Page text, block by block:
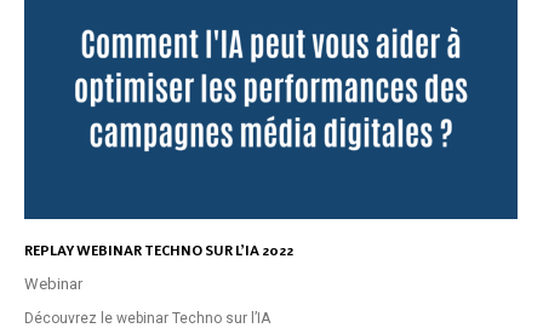
REPLAY WEBINAR TECHNO SUR L’IA 2022
Webinar
Découvrez le webinar Techno sur l’IA